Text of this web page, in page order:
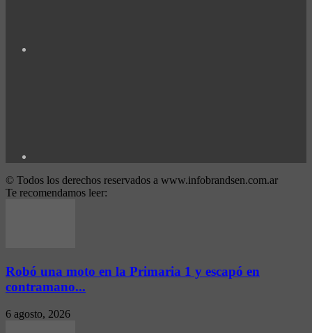
© Todos los derechos reservados a www.infobrandsen.com.ar
Te recomendamos leer:
Robó una moto en la Primaria 1 y escapó en
contramano...
6 agosto, 2026